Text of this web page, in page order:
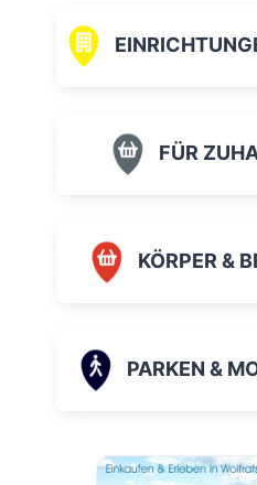
EINRICHTUNGEN
FÜR
KÖRPER &
PARKEN &